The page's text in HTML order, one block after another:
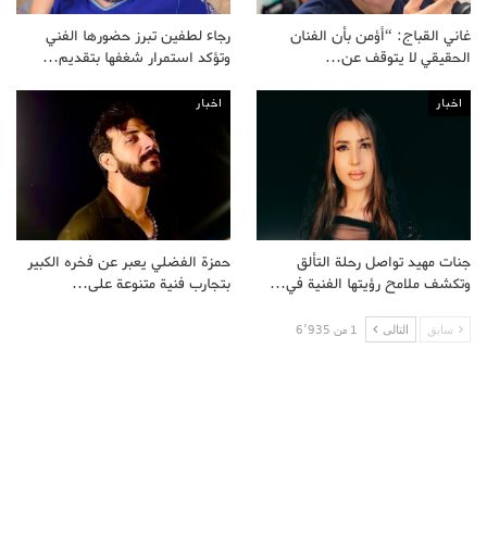
غاني القباج: “أؤمن بأن الفنان
الحقيقي لا يتوقف عن…
رجاء لطفين تبرز حضورها الفني
وتؤكد استمرار شغفها بتقديم…
اخبار
جنات مهيد تواصل رحلة التألق
وتكشف ملامح رؤيتها الفنية في…
اخبار
حمزة الفضلي يعبر عن فخره الكبير
بتجارب فنية متنوعة على…
سابق التالى 1 من 6٬935